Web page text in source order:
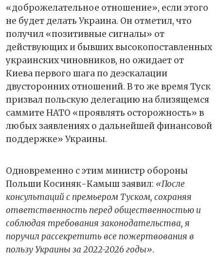
«доброжелательное отношение», если этого
не будет делать Украина. Он отметил, что
получил «позитивные сигналы» от
действующих и бывших высокопоставленных
украинских чиновников, но ожидает от
Киева первого шага по деэскалации
двусторонних отношений. В то же время Туск
призвал польскую делегацию на близящемся
саммите НАТО «проявлять осторожность» в
любых заявлениях о дальнейшей финансовой
поддержке» Украины.
Одновременно с этим министр обороны
Польши Косиняк-Камыш заявил: «После
консультаций с премьером Туском, сохраняя
ответственность перед общественностью и
соблюдая требования законодательства, я
поручил рассекретить все пожертвования в
пользу Украины за 2022-2026 годы».